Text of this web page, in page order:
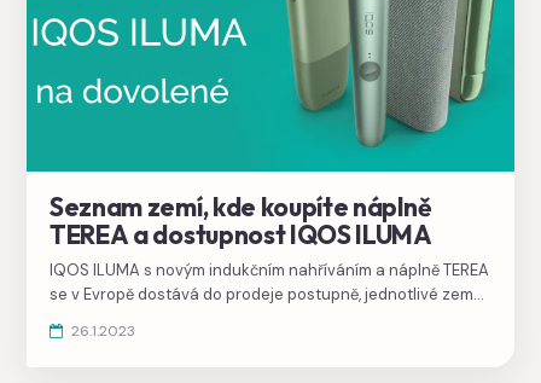
Seznam zemí, kde koupíte náplně
TEREA a dostupnost IQOS ILUMA
IQOS ILUMA s novým indukčním nahříváním a náplně TEREA
se v Evropě dostává do prodeje postupně, jednotlivé země
26.1.2023